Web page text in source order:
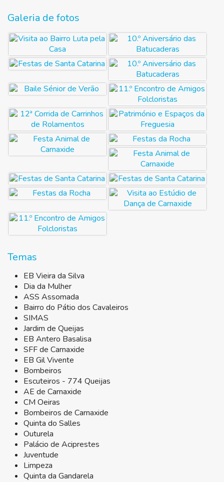
Galeria de fotos
Temas
EB Vieira da Silva
Dia da Mulher
ASS Assomada
Bairro do Pátio dos Cavaleiros
SIMAS
Jardim de Queijas
EB Antero Basalisa
SFF de Carnaxide
EB Gil Vivente
Bombeiros
Escuteiros - 774 Queijas
AE de Carnaxide
CM Oeiras
Bombeiros de Carnaxide
Quinta do Salles
Outurela
Palácio de Aciprestes
Juventude
Limpeza
Quinta da Gandarela